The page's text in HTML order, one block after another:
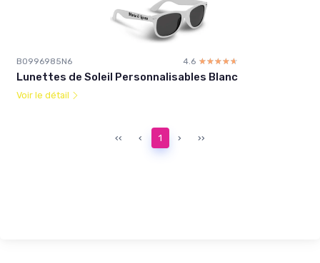
B0996985N6 4.6 ☆☆☆☆☆
★★★★★
Lunettes de Soleil Personnalisables Blanc
Voir le détail
‹‹ ‹ 1 › ››